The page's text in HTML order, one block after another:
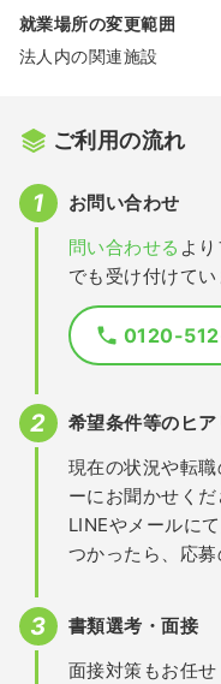
就業場所の変更範囲
法人内の関連施設
ご利用の流れ
お問い合わせ
問い合わせる よ
でも受け付けてい
0120-
希望条件等のヒ
現在の状況や転
ーにお聞かせくだ
LINEやメールに
つかったら、応募
書類選考・面接
面接対策もお任せ